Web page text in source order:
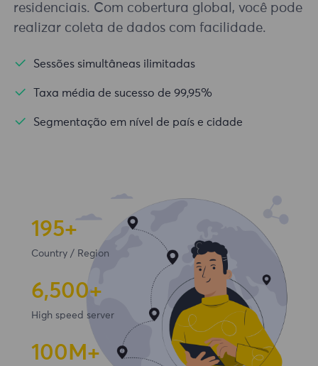
residenciais. Com cobertura global, você pode
realizar coleta de dados com facilidade.
Sessões simultâneas ilimitadas
Taxa média de sucesso de 99,95%
Segmentação em nível de país e cidade
195+
Country / Region
6,500+
High speed server
100 M+